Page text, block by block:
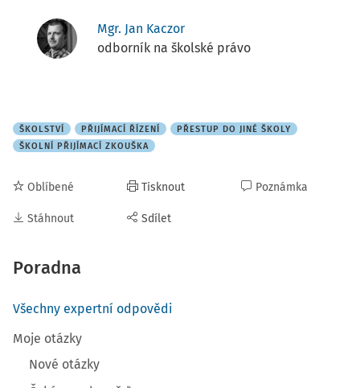
Mgr. Jan Kaczor
odborník na školské právo
ŠKOLSTVÍ PŘIJÍMACÍ ŘÍZENÍ
PŘESTUP DO JINÉ ŠKOLY
ŠKOLNÍ PŘIJÍMACÍ ZKOUŠKA
Oblíbené
Stáhnout
Tisknout
Sdílet
Poznámka
Poradna
Všechny expertní odpovědi
Moje otázky
Nové otázky